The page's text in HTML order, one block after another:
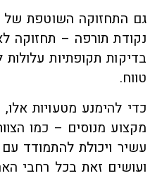
גם התחזוקה השוטפת של
נקודת תורפה – תחזוקה
בדיקות תקופתיות עלולות
טווח.
כדי להימנע מטעויות
מקצוע מנוסים – כמו
עשיר ויכולת להתמודד
ועושים זאת בכל רחבי